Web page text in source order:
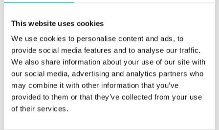
This website uses cookies
We use cookies to personalise content and ads, to
provide social media features and to analyse our traffic.
We also share information about your use of our site with
our social media, advertising and analytics partners who
may combine it with other information that you’ve
provided to them or that they’ve collected from your use
of their services.